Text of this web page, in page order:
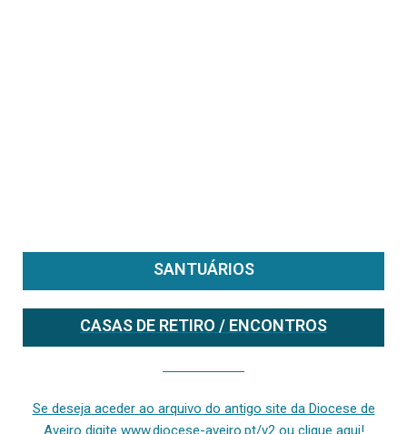
SANTUÁRIOS
CASAS DE RETIRO / ENCONTROS
Se deseja aceder ao arquivo do antigo site da Diocese de
Aveiro digite www.diocese-aveiro.pt/v2 ou clique aqui!